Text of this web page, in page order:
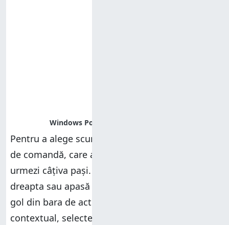
Pentru a alege scurtăturile către medii în linie
de comandă, care apar în
urmezi câțiva pași. În primul rând, dă clic
dreapta sau apasă și ține apăsat pe un spațiu
gol din bara de activități. Apoi, în meniul
contextual, selectează